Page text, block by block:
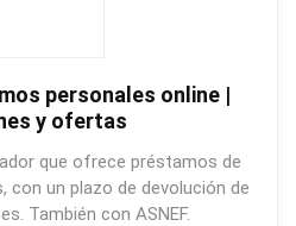
personales online |
y ofertas
que ofrece préstamos de
con un plazo de devolución de
También con ASNEF.